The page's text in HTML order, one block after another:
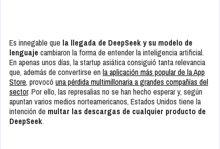
Es innegable que la llegada de DeepSeek y su modelo de
lenguaje cambiaron la forma de entender la inteligencia artificial.
En apenas unos días, la startup asiática consiguió tanta relevancia
que, además de convertirse en la aplicación más popular de la App
Store, provocó una pérdida multimillonaria a grandes compañías del
sector. Por ello, las represalias no se han hecho esperar y, según
apuntan varios medios norteamericanos, Estados Unidos tiene la
intención de multar las descargas de cualquier producto de
DeepSeek.